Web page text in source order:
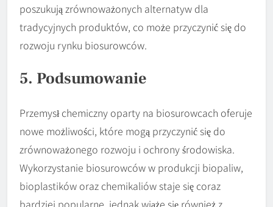
poszukują zrównoważonych alternatyw dla
tradycyjnych produktów, co może przyczynić się do
rozwoju rynku biosurowców.
5. Podsumowanie
Przemysł chemiczny oparty na biosurowcach oferuje
nowe możliwości, które mogą przyczynić się do
zrównoważonego rozwoju i ochrony środowiska.
Wykorzystanie biosurowców w produkcji biopaliw,
bioplastików oraz chemikaliów staje się coraz
bardziej popularne, jednak wiąże się również z